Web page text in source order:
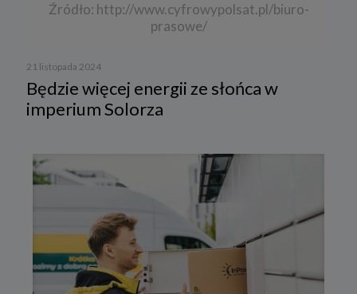
Źródło: http://www.cyfrowypolsat.pl/biuro-
prasowe/
21 listopada 2024
Będzie więcej energii ze słońca w
imperium Solorza